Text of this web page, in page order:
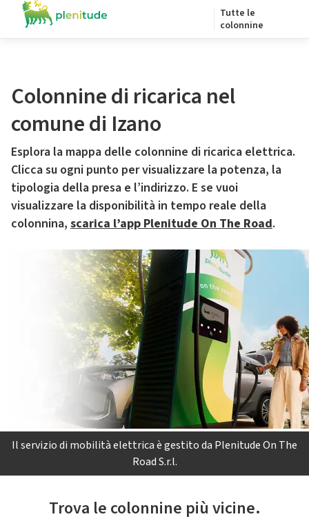
Tutte le
colonnine
Colonnine di ricarica nel
comune di Izano
Esplora la mappa delle colonnine di ricarica elettrica.
Clicca su ogni punto per visualizzare la potenza, la
tipologia della presa e l’indirizzo. E se vuoi
visualizzare la disponibilità in tempo reale della
colonnina, scarica l’app Plenitude On The Road.
Il servizio di mobilità elettrica è gestito da Plenitude On The
Road S.r.l.
Trova le colonnine più vicine.